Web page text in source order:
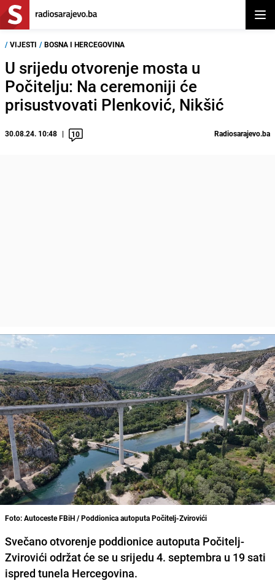
/ VIJESTI / BOSNA I HERCEGOVINA
U srijedu otvorenje mosta u
Počitelju: Na ceremoniji će
prisustvovati Plenković, Nikšić
30.08.24. 10:48 10 Radiosarajevo.ba
Foto: Autoceste FBiH / Poddionica autoputa Počitelj-Zvirovići
Svečano otvorenje poddionice autoputa Počitelj-
Zvirovići održat će se u srijedu 4. septembra u 19 sati
ispred tunela Hercegovina.